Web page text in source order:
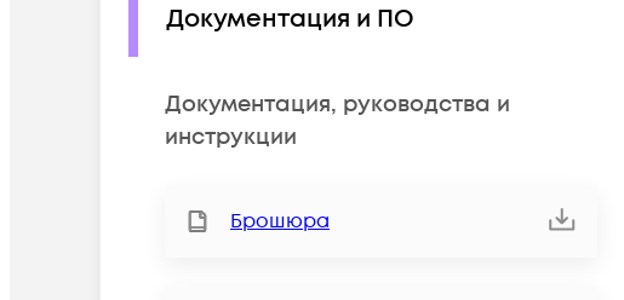
Документация и ПО
Документация, руководства и
инструкции
Брошюра